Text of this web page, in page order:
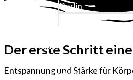
Berlin
Team
Kooperationen
Kontakt
Der erste Schritt
Entspannung und Stärke für